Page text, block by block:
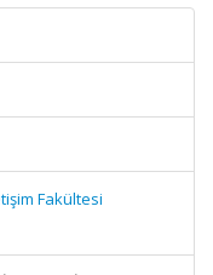
Fakültesi